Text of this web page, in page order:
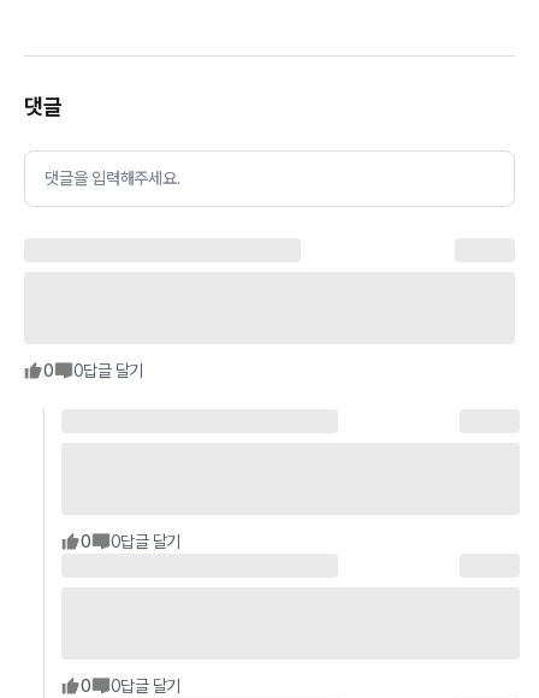
댓글
댓글을 입력해주세요.
0 0답글 달기
0 0답글 달기
0 0답글 달기